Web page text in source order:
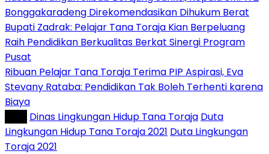
Bonggakaradeng Direkomendasikan Dihukum Berat
Bupati Zadrak: Pelajar Tana Toraja Kian Berpeluang
Raih Pendidikan Berkualitas Berkat Sinergi Program
Pusat
Ribuan Pelajar Tana Toraja Terima PIP Aspirasi, Eva
Stevany Rataba: Pendidikan Tak Boleh Terhenti karena
Biaya
Dinas Lingkungan Hidup Tana Toraja Duta
Lingkungan Hidup Tana Toraja 2021 Duta Lingkungan
Toraja 2021